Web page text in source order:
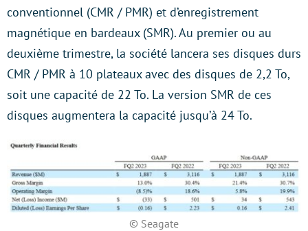
conventionnel (CMR / PMR) et d’enregistrement
magnétique en bardeaux (SMR). Au premier ou au
deuxième trimestre, la société lancera ses disques durs
CMR / PMR à 10 plateaux avec des disques de 2,2 To,
soit une capacité de 22 To. La version SMR de ces
disques augmentera la capacité jusqu’à 24 To.
© Seagate